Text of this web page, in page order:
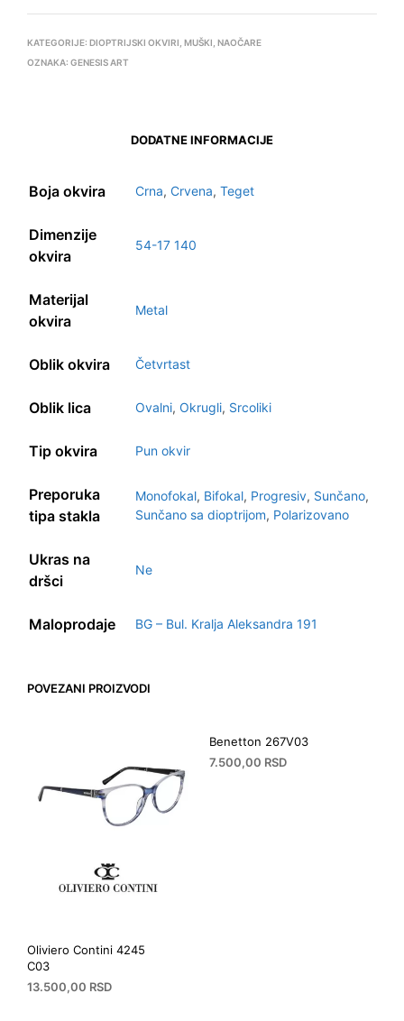
KATEGORIJE: DIOPTRIJSKI OKVIRI MUŠKI NAOČARE
OZNAKA: GENESIS ART
DODATNE INFORMACIJE
Boja okvira Crna, Crvena, Teget
Dimenzije
okvira
54-17 140
Materijal
okvira
Metal
Oblik okvira Četvrtast
Oblik lica Ovalni, Okrugli, Srcoliki
Tip okvira Pun okvir
Preporuka
tipa stakla
Monofokal, Bifokal, Progresiv, Sunčano,
Sunčano sa dioptrijom, Polarizovano
Ukras na
dršci
Ne
Maloprodaje BG – Bul. Kralja Aleksandra 191
POVEZANI PROIZVODI
Oliviero Contini 4245
C03
13.500,00 RSD
Benetton 267V03
7.500,00 RSD